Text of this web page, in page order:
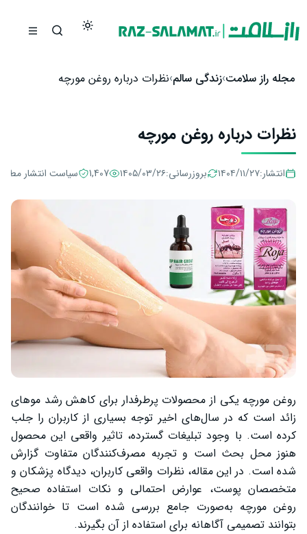
مجله راز سلامت زندگی سالم نظرات درباره روغن مورچه
نظرات درباره روغن مورچه
انتشار:۱۴۰۴/۱۱/۲۷ بروزرسانی:۱۴۰۵/۰۳/۲۶ 1,407 سیاست انتشار
روغن مورچه یکی از محصولات پرطرفدار برای کاهش رشد موهای
زائد است که در سال‌های اخیر توجه بسیاری از کاربران را جلب
کرده است. با وجود تبلیغات گسترده، تاثیر واقعی این محصول
هنوز محل بحث است و تجربه مصرف‌کنندگان متفاوت گزارش
شده است. در این مقاله، نظرات واقعی کاربران، دیدگاه پزشکان و
متخصصان پوست، عوارض احتمالی و نکات استفاده صحیح
روغن مورچه به‌صورت جامع بررسی شده است تا خوانندگان
بتوانند تصمیمی آگاهانه برای استفاده از آن بگیرند.